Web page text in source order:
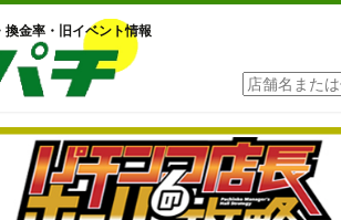
金率・旧イベント情報